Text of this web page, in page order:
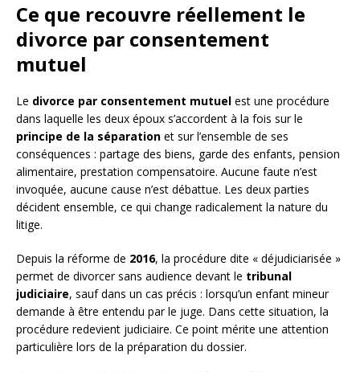
Ce que recouvre réellement le
divorce par consentement
mutuel
Le divorce par consentement mutuel est une procédure
dans laquelle les deux époux s’accordent à la fois sur le
principe de la séparation et sur l’ensemble de ses
conséquences : partage des biens, garde des enfants, pension
alimentaire, prestation compensatoire. Aucune faute n’est
invoquée, aucune cause n’est débattue. Les deux parties
décident ensemble, ce qui change radicalement la nature du
litige.
Depuis la réforme de 2016, la procédure dite « déjudiciarisée »
permet de divorcer sans audience devant le tribunal
judiciaire, sauf dans un cas précis : lorsqu’un enfant mineur
demande à être entendu par le juge. Dans cette situation, la
procédure redevient judiciaire. Ce point mérite une attention
particulière lors de la préparation du dossier.